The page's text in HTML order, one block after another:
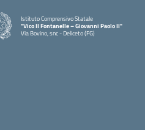
Istituto Comprensivo Statale
"Vico II Fontanelle – Giovanni Paolo II"
Via Bovino, snc - Deliceto (FG)